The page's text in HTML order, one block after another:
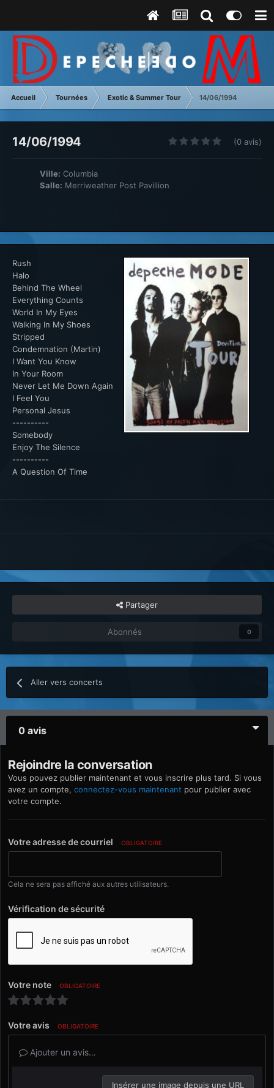
Accueil Tournées Exotic & Summer Tour 14/06/1994
14/06/1994 (0 avis)
Ville: Columbia
Salle: Merriweather Post Pavillion
Rush
Halo
Behind The Wheel
Everything Counts
World In My Eyes
Walking In My Shoes
Stripped
Condemnation (Martin)
I Want You Know
In Your Room
Never Let Me Down Again
I Feel You
Personal Jesus
----------
Somebody
Enjoy The Silence
----------
A Question Of Time
Partager
Abonnés 0
Aller vers concerts
0 avis
Rejoindre la conversation
Vous pouvez publier maintenant et vous inscrire plus tard. Si vous
avez un compte, connectez-vous maintenant pour publier avec
votre compte.
Votre adresse de courriel OBLIGATOIRE
Cela ne sera pas affiché aux autres utilisateurs.
Vérification de sécurité
Votre note OBLIGATOIRE
Votre avis OBLIGATOIRE
Ajouter un avis…
Insérer une image depuis une URL